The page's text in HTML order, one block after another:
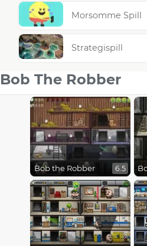
Morsomme Spill
Strategispill
Bob The Robber
Bob the Robber 6.5